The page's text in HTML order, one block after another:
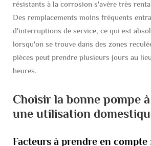
résistants à la corrosion s'avère très
Des remplacements moins fréquents
d'interruptions de service, ce qui est
lorsqu'on se trouve dans des zones
pièces peut prendre plusieurs jours au
heures.
Choisir la bonne pompe
une utilisation
Facteurs à prendre en compte